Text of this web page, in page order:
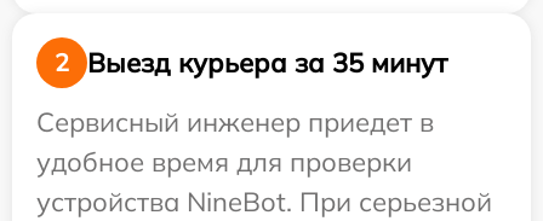
2
Выезд курьера за 35 минут
Сервисный инженер приедет в
удобное время для проверки
устройства NineBot. При серьезной